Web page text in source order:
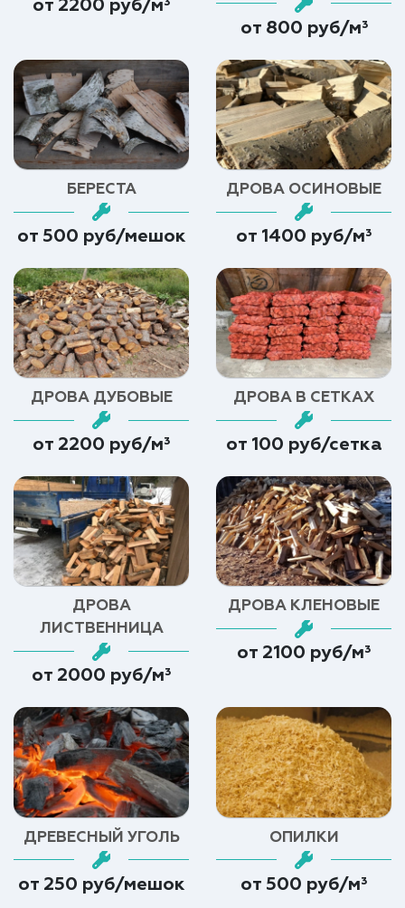
от 2200 руб/м³
от 800 руб/м³
БЕРЕСТА
от 500 руб/мешок
ДРОВА ОСИНОВЫЕ
от 1400 руб/м³
ДРОВА ДУБОВЫЕ
от 2200 руб/м³
ДРОВА В СЕТКАХ
от 100 руб/сетка
ДРОВА
ЛИСТВЕННИЦА
от 2000 руб/м³
ДРОВА КЛЕНОВЫЕ
от 2100 руб/м³
ДРЕВЕСНЫЙ УГОЛЬ
от 250 руб/мешок
ОПИЛКИ
от 500 руб/м³